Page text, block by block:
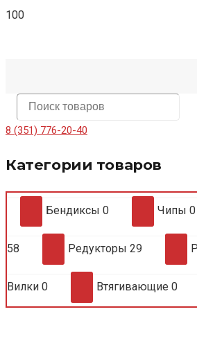
8 (351) 776-20-40
Категории товаров
Бендиксы 0 Чипы 0
58 Редукторы 29
Вилки 0 Втягивающие 0